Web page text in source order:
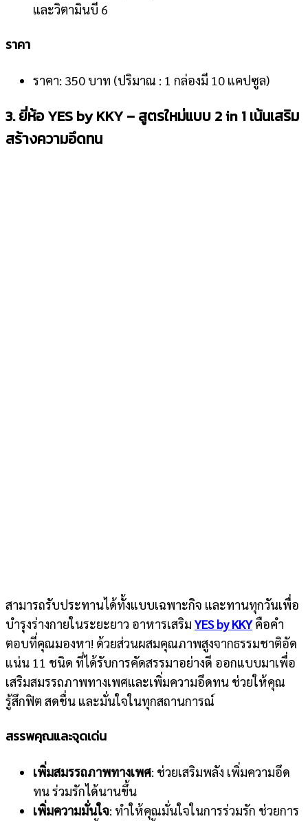
และวิตามินบี 6
ราคา
ราคา: 350 บาท (ปริมาณ : 1 กล่องมี 10 แคปซูล)
3. ยี่ห้อ YES by KKY – สูตรใหม่แบบ 2 in 1 เน้นเสริม
สร้างความอึดทน
สามารถรับประทานได้ทั้งแบบเฉพาะกิจ และทานทุกวันเพื่อ
บำรุงร่างกายในระยะยาว อาหารเสริม YES by KKYคือคำ
ตอบที่คุณมองหา! ด้วยส่วนผสมคุณภาพสูงจากธรรมชาติอัด
แน่น 11 ชนิด ที่ได้รับการคัดสรรมาอย่างดี ออกแบบมาเพื่อ
เสริมสมรรถภาพทางเพศและเพิ่มความอึดทน ช่วยให้คุณ
รู้สึกฟิต สดชื่น และมั่นใจในทุกสถานการณ์
สรรพคุณและจุดเด่น
เพิ่มสมรรถภาพทางเพศ: ช่วยเสริมพลัง เพิ่มความอึด
ทน ร่วมรักได้นานขึ้น
เพิ่มความมั่นใจ: ทำให้คุณมั่นใจในการร่วมรัก ช่วยการ